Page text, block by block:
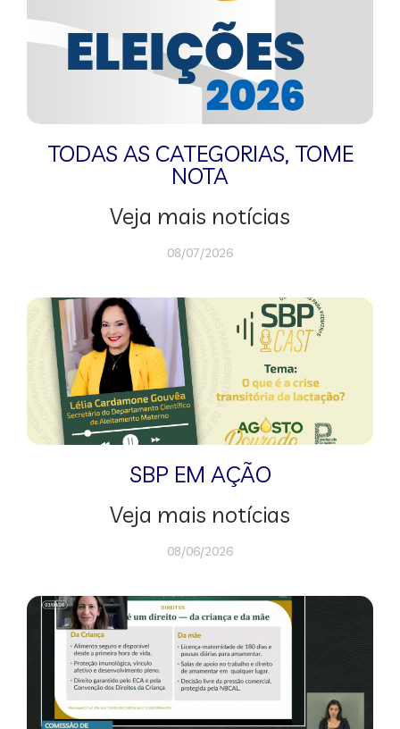
TODAS AS CATEGORIAS, TOME
NOTA
Veja mais notícias
08/07/2026
SBP EM AÇÃO
Veja mais notícias
08/06/2026